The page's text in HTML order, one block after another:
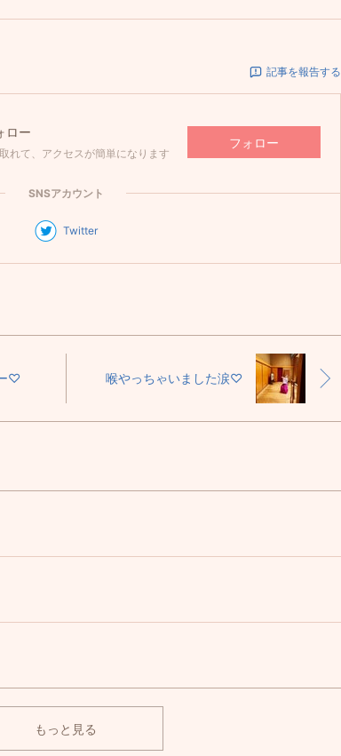
記事を報告する
ロー
れて、アクセスが簡単になります
フォロー
SNSアカウント
Twitter
♡ 喉やっちゃいました涙♡
もっと見る